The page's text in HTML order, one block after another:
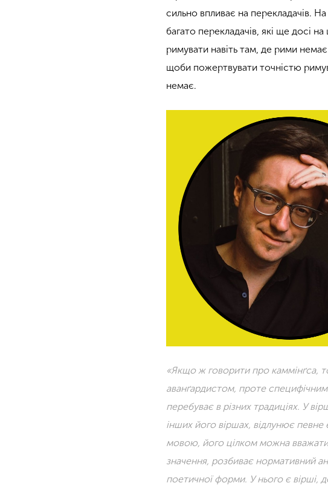
сильно впливає на перекладачів.
багато перекладачів, які ще досі
римувати навіть там, де рими
щоби пожертвувати точністю
немає.
«Якщо ж говорити про каммінґса,
аванґардистом, проте
перебуває в різних традиціях. У
інших його віршах, відлунює
мовою, його цілком можна вважати
значення, розбиває нормативний
поетичної форми. У нього є вірші,